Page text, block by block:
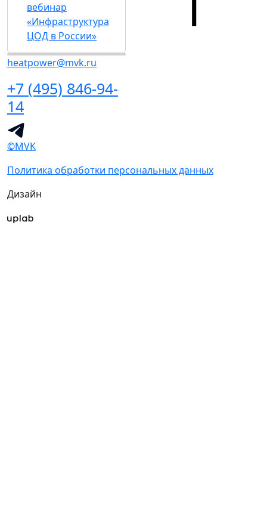
вебинар
«Инфраструктура
ЦОД в России»
heatpower@mvk.ru
+7 (495) 846-94-
14
©MVK
Политика обработки персональных данных
Дизайн